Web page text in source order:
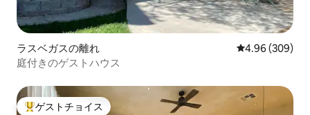
ラスベガスの離れ レビュー309
4.96 (309)
庭付きのゲストハウス
ゲストチョイス